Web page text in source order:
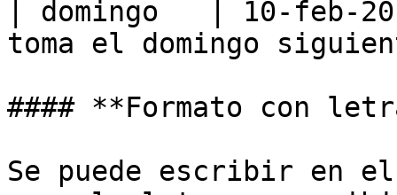
| domingo   | 10-feb-
toma el domingo
#### **Formato con
Se puede escribir en